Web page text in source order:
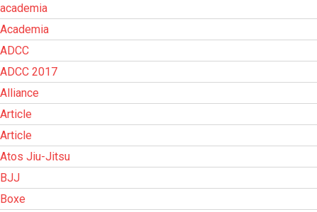
academia
Academia
ADCC
ADCC 2017
Alliance
Article
Article
Atos Jiu-Jitsu
BJJ
Boxe